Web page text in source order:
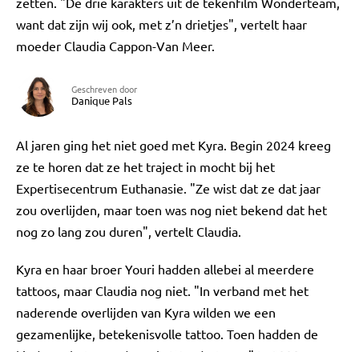
want dat zijn wij ook, met z’n drietjes", vertelt haar
moeder Claudia Cappon-Van Meer.
Geschreven door
Danique Pals
Al jaren ging het niet goed met Kyra. Begin 2024 kreeg
ze te horen dat ze het traject in mocht bij het
Expertisecentrum Euthanasie. "Ze wist dat ze dat jaar
zou overlijden, maar toen was nog niet bekend dat het
nog zo lang zou duren", vertelt Claudia.
Kyra en haar broer Youri hadden allebei al meerdere
tattoos, maar Claudia nog niet. "In verband met het
naderende overlijden van Kyra wilden we een
gezamenlijke, betekenisvolle tattoo. Toen hadden de